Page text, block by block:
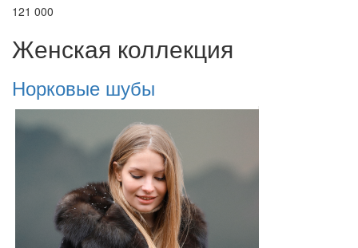
121 000
Женская коллекция
Норковые шубы